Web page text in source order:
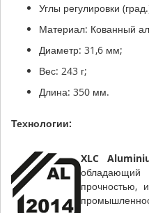
Углы регулировки
Материал: Кованный
Диаметр: 31,6 мм;
Вес: 243 г;
Длина: 350 мм.
Технологии:
XLC
прочностью,